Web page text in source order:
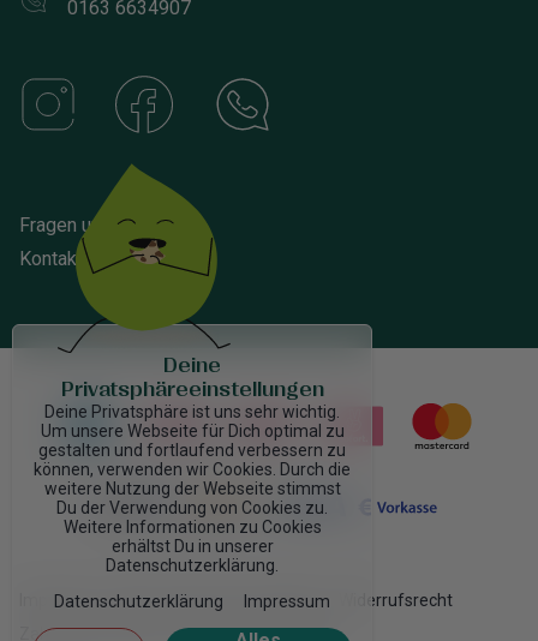
0163 6634907
Fragen und Antworten
Kontakt
Impressum AGB Datenschutzrichtlinien
Widerrufsrecht
Zahlung & Versand
Haftung Großhandel
Deine
Privatsphäreeinstellungen
Deine Privatsphäre ist uns sehr wichtig.
Um unsere Webseite für Dich optimal zu
gestalten und fortlaufend verbessern zu
können, verwenden wir Cookies. Durch die
weitere Nutzung der Webseite stimmst
Du der Verwendung von Cookies zu.
Weitere Informationen zu Cookies
erhältst Du in unserer
Datenschutzerklärung.
Datenschutzerklärung
Impressum